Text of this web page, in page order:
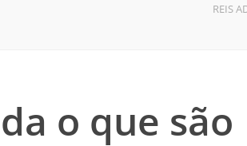
REIS
o que são